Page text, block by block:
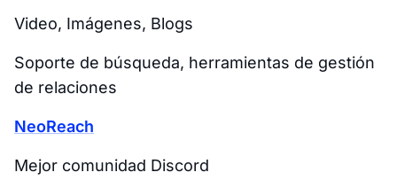
Video, Imágenes, Blogs
Soporte de búsqueda, herramientas de gestión
de relaciones
NeoReach
Mejor comunidad Discord